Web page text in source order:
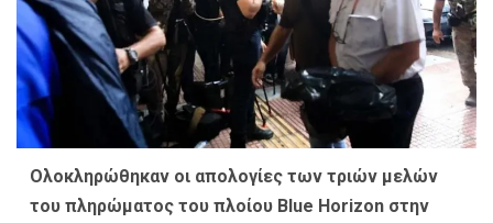
Ολοκληρώθηκαν οι απολογίες των τριών μελών
του πληρώματος του πλοίου Blue Horizon στην